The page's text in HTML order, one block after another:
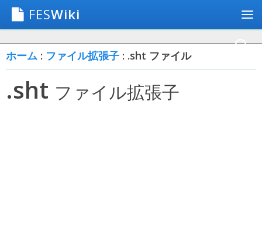
FESWiki
ホーム : ファイル拡張子 : .sht ファイル
.sht ファイル拡張子